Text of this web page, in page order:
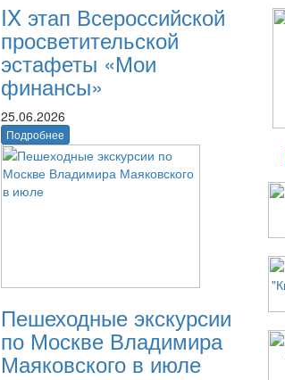
IX этап Всероссийской
просветительской
эстафеты «Мои
финансы»
25.06.2026
Подробнее
Пешеходные экскурсии
по Москве Владимира
Маяковского в июле